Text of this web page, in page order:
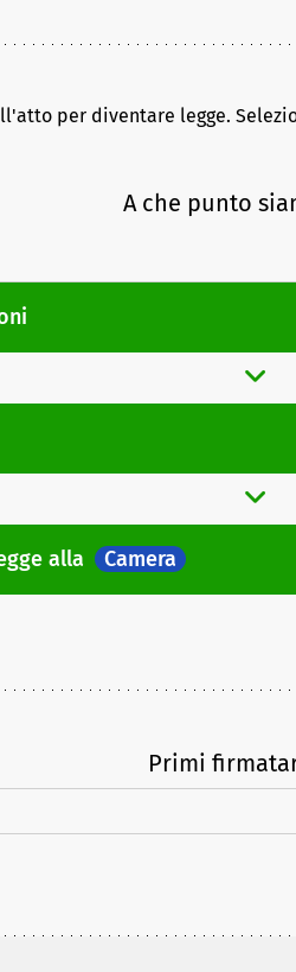
per diventare legge.
A che punto
alla Camera
Primi